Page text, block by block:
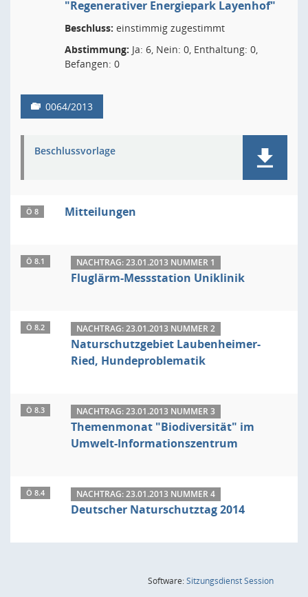
"Regenerativer Energiepark Layenhof"
Beschluss: einstimmig zugestimmt
Abstimmung: Ja: 6, Nein: 0, Enthaltung: 0,
Befangen: 0
0064/2013
Beschlussvorlage
Ö 8 Mitteilungen
Ö 8.1 NACHTRAG: 23.01.2013 NUMMER 1
Fluglärm-Messstation Uniklinik
Ö 8.2 NACHTRAG: 23.01.2013 NUMMER 2
Naturschutzgebiet Laubenheimer-
Ried, Hundeproblematik
Ö 8.3 NACHTRAG: 23.01.2013 NUMMER 3
Themenmonat "Biodiversität" im
Umwelt-Informationszentrum
Ö 8.4 NACHTRAG: 23.01.2013 NUMMER 4
Deutscher Naturschutztag 2014
Software:SitzungsdienstSession(Wird in